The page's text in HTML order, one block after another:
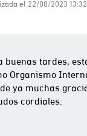
el 22/08/2023 13:32